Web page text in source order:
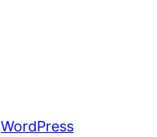
WordPress